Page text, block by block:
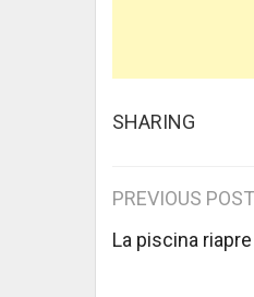
SHARING
Post
PREVIOUS POST
La piscina